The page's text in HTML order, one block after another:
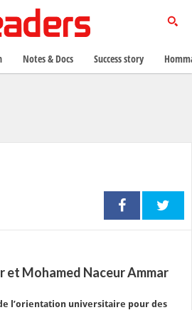
et Mohamed Naceur Ammar
l’orientation universitaire pour des
Notes & Docs Success story